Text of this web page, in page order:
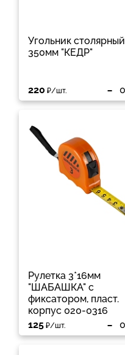
Угольник столярный
350мм "КЕДР"
220 ₽/шт. -
Рулетка 3*16мм
"ШАБАШКА" с
фиксатором, пласт.
корпус 020-0316
125 ₽/шт. -